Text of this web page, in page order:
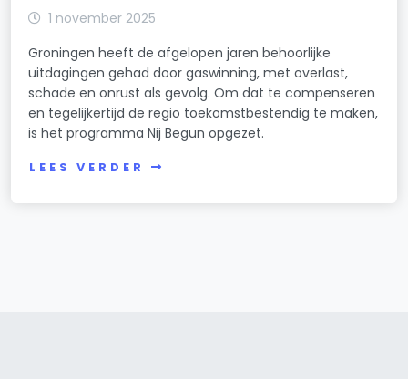
1 november 2025
Groningen heeft de afgelopen jaren behoorlijke
uitdagingen gehad door gaswinning, met overlast,
schade en onrust als gevolg. Om dat te compenseren
en tegelijkertijd de regio toekomstbestendig te maken,
is het programma Nij Begun opgezet.
LEES VERDER